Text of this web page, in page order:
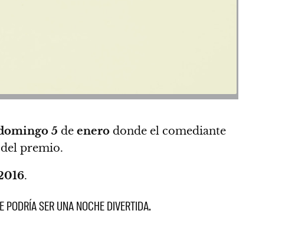
5 de enero donde el comediante
premio.
.
PODRÍA SER UNA NOCHE DIVERTIDA.